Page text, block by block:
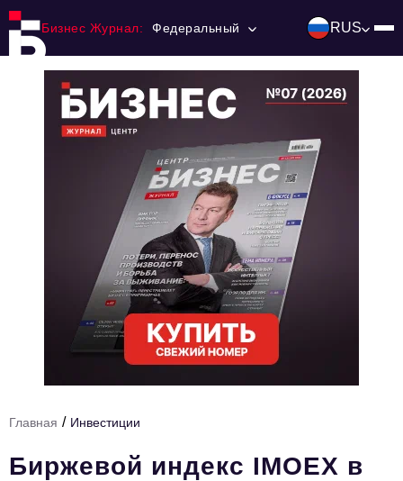
Бизнес Журнал: Федеральный RUS
Ниши и рынки
Технологии и тренды
HR
Главная / Инвестиции
Биржевой индекс IMOEX в